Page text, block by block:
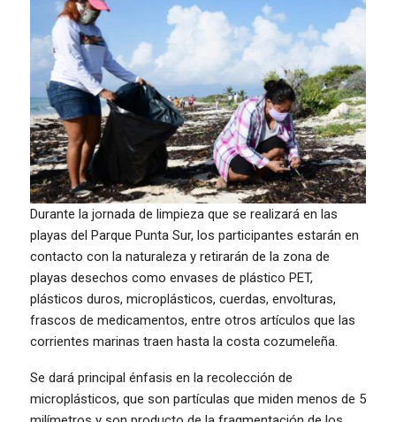
Durante la jornada de limpieza que se realizará en las
playas del Parque Punta Sur, los participantes estarán en
contacto con la naturaleza y retirarán de la zona de
playas desechos como envases de plástico PET,
plásticos duros, microplásticos, cuerdas, envolturas,
frascos de medicamentos, entre otros artículos que las
corrientes marinas traen hasta la costa cozumeleña.
Se dará principal énfasis en la recolección de
microplásticos, que son partículas que miden menos de 5